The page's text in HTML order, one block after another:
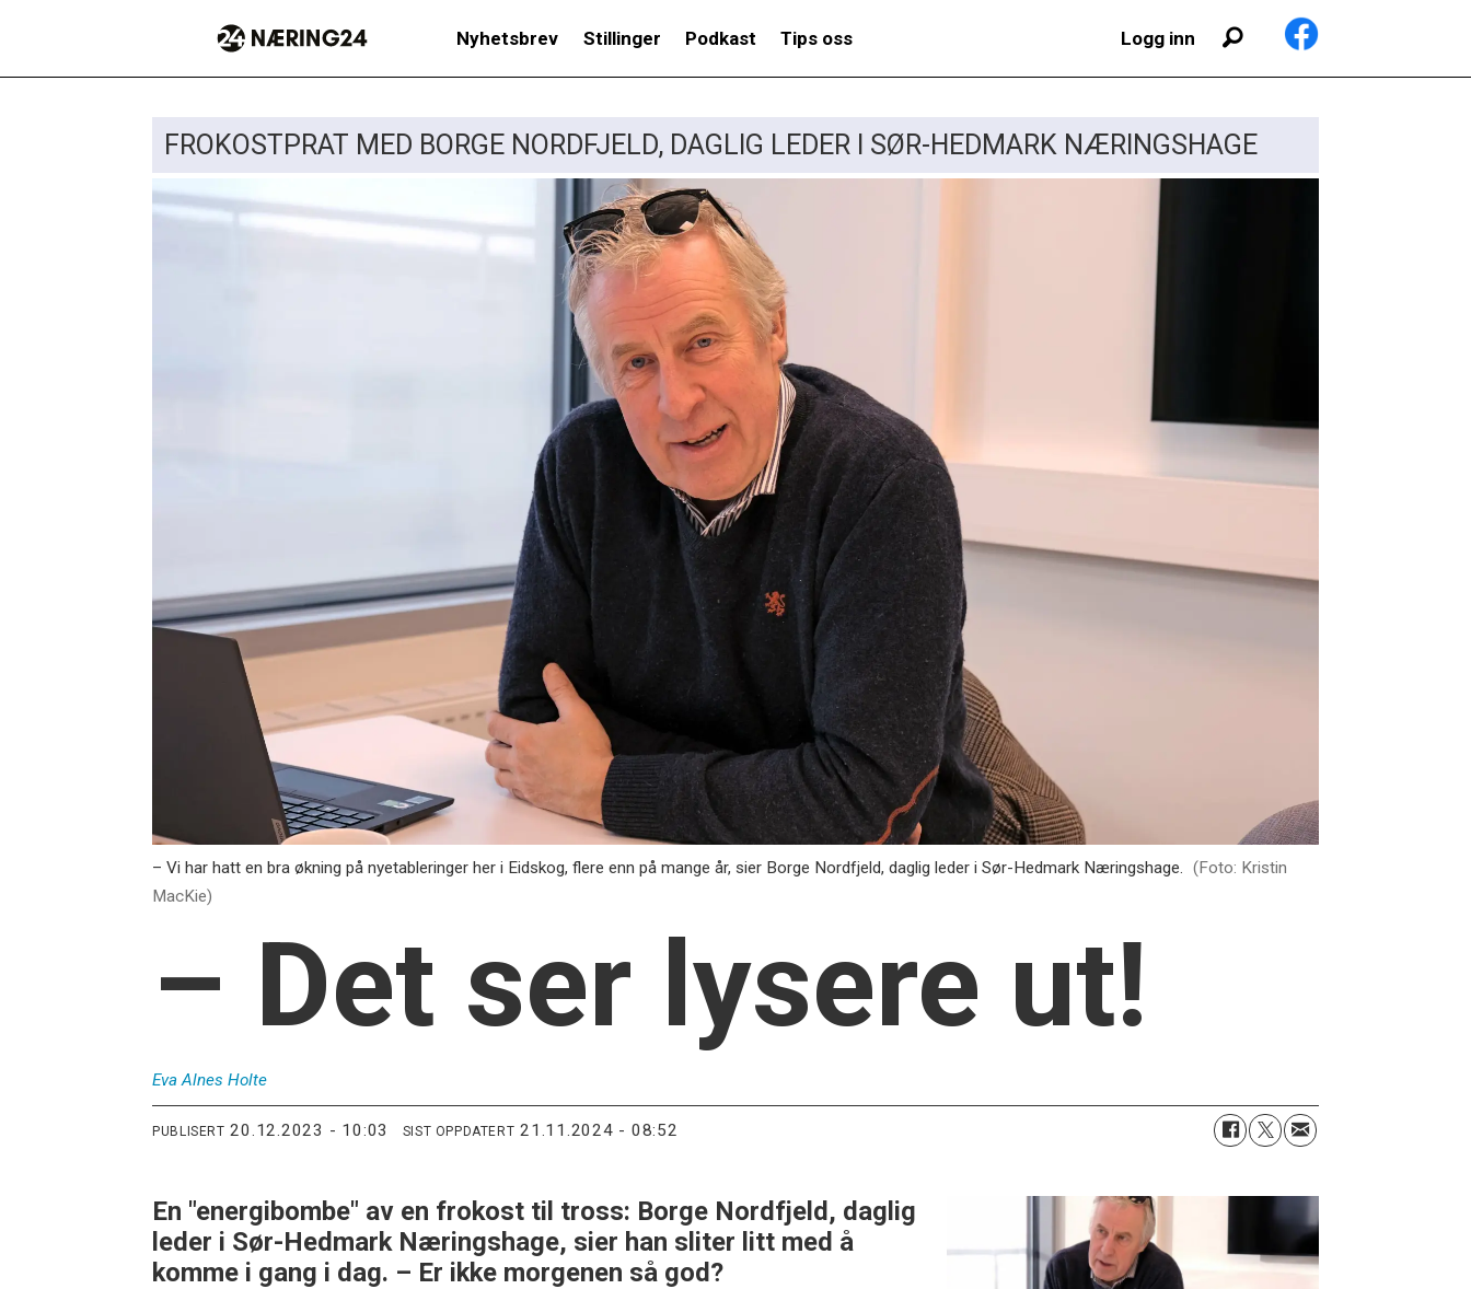
Nyhetsbrev Stillinger Podkast Tips oss Logg inn
FROKOSTPRAT MED BORGE NORDFJELD, DAGLIG LEDER I SØR-HEDMARK NÆRINGSHAGE
– Vi har hatt en bra økning på nyetableringer her i Eidskog, flere enn på mange år, sier Borge Nordfjeld, daglig leder i Sør-Hedmark Næringshage. (Foto: Kristin
MacKie)
– Det ser lysere ut!
Eva Alnes Holte
PUBLISERT 20.12.2023 - 10:03 SIST OPPDATERT 21.11.2024 - 08:52
En "energibombe" av en frokost til tross: Borge Nordfjeld, daglig
leder i Sør-Hedmark Næringshage, sier han sliter litt med å
komme i gang i dag. – Er ikke morgenen så god?